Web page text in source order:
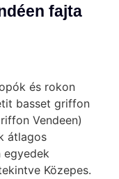
fajta
és rokon
basset griffon
Vendeen)
átlagos
egyedek
Közepes.